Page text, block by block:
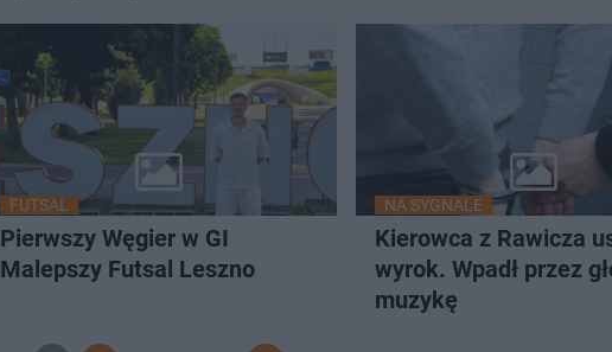
FUTSAL
Pierwszy Węgier w GI
Malepszy Futsal Leszno
NA SYGNALE
Kierowca z Rawicza
wyrok. Wpadł przez
muzykę